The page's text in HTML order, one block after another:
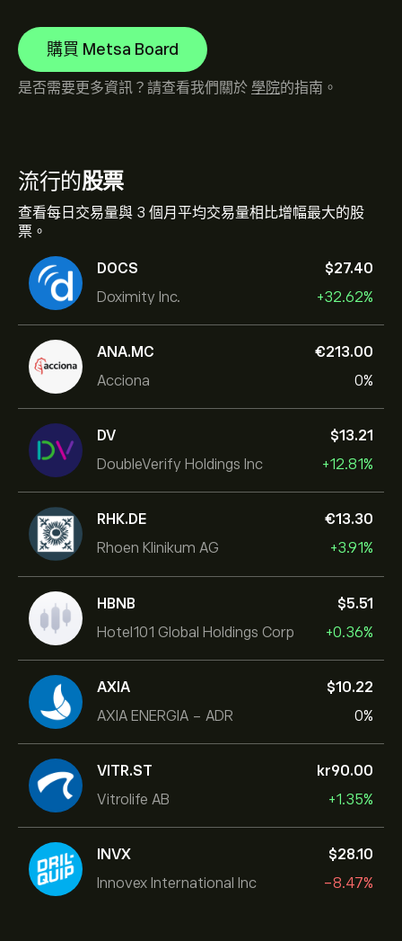
流行的股票
查看每日交易量與 3 個月平均交易量相比增幅最大的股
票。
DOCS
Doximity Inc.
‎$‎27.40
+32.62%
ANA.MC
Acciona
‎€‎213.00
0%
DV
DoubleVerify Holdings Inc
‎$‎13.21
+12.81%
RHK.DE
Rhoen Klinikum AG
‎€‎13.30
+3.91%
HBNB
Hotel101 Global Holdings Corp
‎$‎5.51
+0.36%
AXIA
AXIA ENERGIA - ADR
‎$‎10.22
0%
VITR.ST
Vitrolife AB
‎kr‎90.00
+1.35%
INVX
Innovex International Inc
‎$‎28.10
-8.47%
購買 Metsa Board
是否需要更多資訊？請查看我們關於 學院的指南。